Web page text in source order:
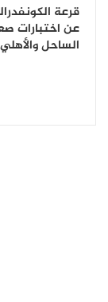
قرعة
عن اختبارات
الساحل